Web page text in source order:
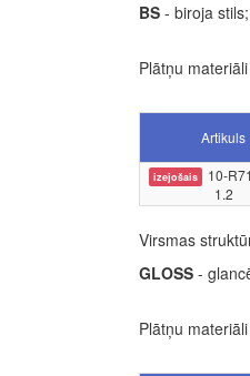
BS- biroja stils;
Plātņu materiāli
Artikuls
izejošais
10-
1.2
Virsmas
GLOSS-
Plātņu materiāli